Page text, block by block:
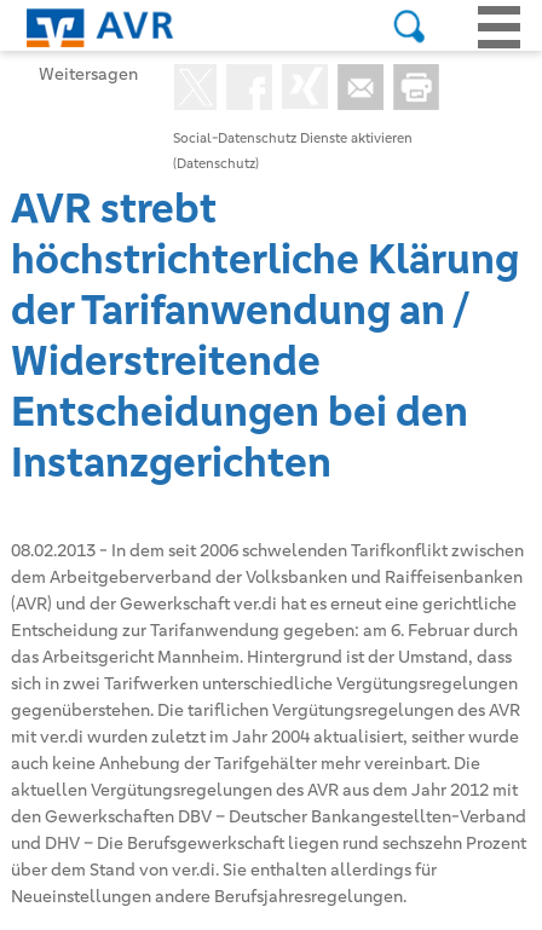
Social-Datenschutz Dienste aktivieren
(Datenschutz)
Weitersagen
AVR strebt
höchstrichterliche Klärung
der Tarifanwendung an /
Widerstreitende
Entscheidungen bei den
Instanzgerichten
08.02.2013- In dem seit 2006 schwelenden Tarifkonflikt zwischen
dem Arbeitgeberverband der Volksbanken und Raiffeisenbanken
(AVR) und der Gewerkschaft ver.di hat es erneut eine gerichtliche
Entscheidung zur Tarifanwendung gegeben: am 6. Februar durch
das Arbeitsgericht Mannheim. Hintergrund ist der Umstand, dass
sich in zwei Tarifwerken unterschiedliche Vergütungsregelungen
gegenüberstehen. Die tariflichen Vergütungsregelungen des AVR
mit ver.di wurden zuletzt im Jahr 2004 aktualisiert, seither wurde
auch keine Anhebung der Tarifgehälter mehr vereinbart. Die
aktuellen Vergütungsregelungen des AVR aus dem Jahr 2012 mit
den Gewerkschaften DBV – Deutscher Bankangestellten-Verband
und DHV – Die Berufsgewerkschaft liegen rund sechszehn Prozent
über dem Stand von ver.di. Sie enthalten allerdings für
Neueinstellungen andere Berufsjahresregelungen.